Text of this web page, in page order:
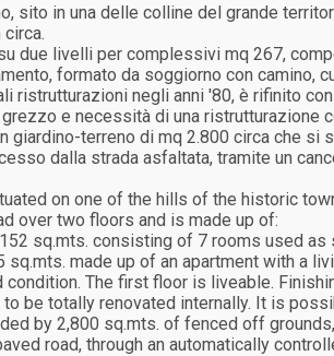
sito in una delle colline del grande
due livelli per complessivi mq 267,
formato da soggiorno con camino,
ristrutturazioni negli anni '80, è rifinito
e necessità di una
giardino-terreno di mq 2.800 circa che si
dalla strada asfaltata, tramite un
on one of the hills of the historic
over two floors and is made up of:
sq.mts. consisting of 7 rooms used
made up of an apartment with a
condition. The first floor is liveable.
to be totally renovated internally. It is
by 2,800 sq.mts. of fenced off
road, through an automatically